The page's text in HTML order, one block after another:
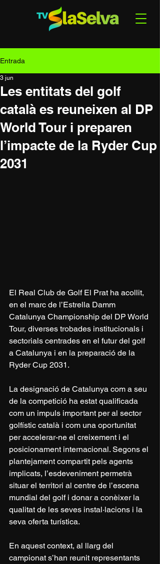
Entrada
Les entitats del golf
català es reuneixen al DP
World Tour i preparen
l’impacte de la Ryder Cup
2031
3 jun
El Real Club de Golf El Prat ha acollit,
en el marc de l’Estrella Damm
Catalunya Championship del DP World
Tour, diverses trobades institucionals i
sectorials centrades en el futur del golf
a Catalunya i en la preparació de la
Ryder Cup 2031.
La designació de Catalunya com a seu
de la competició ha estat qualificada
com un impuls important per al sector
golfístic català i com una oportunitat
per accelerar-ne el creixement i el
posicionament internacional. Segons el
plantejament compartit pels agents
implicats, l’esdeveniment permetrà
situar el territori al centre de l’escena
mundial del golf i donar a conèixer la
qualitat de les seves instal·lacions i la
seva oferta turística.
En aquest context, al llarg del
campionat s’han reunit representants